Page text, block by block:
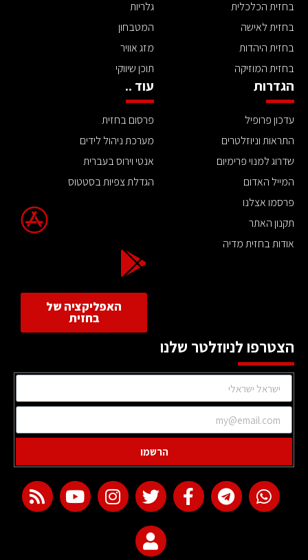
בחזית הכלכלית
בחזית לאישה
בחזית היהדות
בחזית המוזיקה
גלריות
המטבחון
מזג אוויר
תוכן שיווקי
הגדרות
עדכון פרופיל
התראות וניוזלטרים
שדרוג למנוי פרימיום
המייל האדום
פרסמו אצלנו
תקנון האתר
אודות בחזית מדיה
עוד ..
פרסום בחזית
מערכת ניהול לידים
אנטי וירוס בעברית
הגדלת צפיות בסטטוס
האפליקציה של
בחזית
הצטרפו לניוזלטר שלנו
הרשמו